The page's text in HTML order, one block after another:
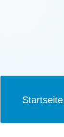
Startseite